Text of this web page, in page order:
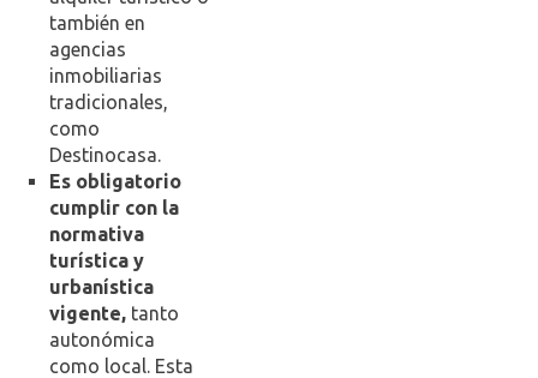
también en
agencias
inmobiliarias
tradicionales,
como
Destinocasa.
Es obligatorio
cumplir con la
normativa
turística y
urbanística
vigente, tanto
autonómica
como local. Esta